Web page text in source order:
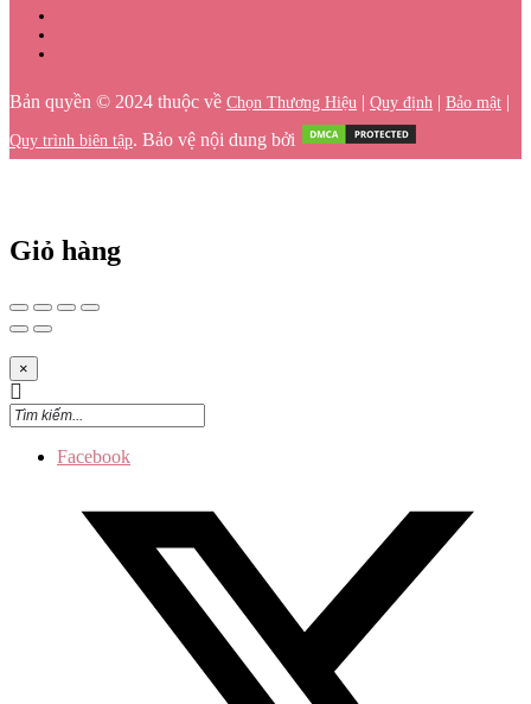
Bản quyền © 2024 thuộc về Chọn Thương Hiệu | Quy định | Bảo mật |
Quy trình biên tập. Bảo vệ nội dung bởi
Giỏ hàng
×
Facebook